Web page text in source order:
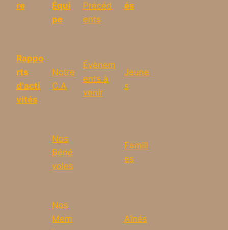
re
Équi
pe
Précéd
ents
és
Rappo
rts
d'acti
vités
Notre
C.A
Évènem
ents à
venir
Jeune
s
Nos
Béné
voles
Famill
es
Nos
Mem
Aînés